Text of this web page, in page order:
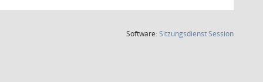
Software:SitzungsdienstSession(Wird in